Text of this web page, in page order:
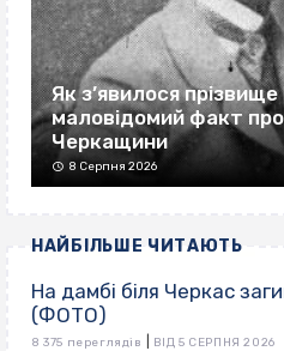
Як з’явилося
маловідомий факт
Черкащини
8 Серпня 2026
НАЙБІЛЬШЕ ЧИТАЮТЬ
На дамбі біля Черкас
(ФОТО)
8 375 переглядів ВІД 5 СЕРПНЯ 2026